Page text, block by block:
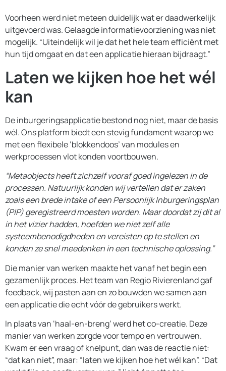
Voorheen werd niet meteen duidelijk wat er daadwerkelijk
uitgevoerd was. Gelaagde informatievoorziening was niet
mogelijk. “Uiteindelijk wil je dat het hele team efficiënt met
hun tijd omgaat en dat een applicatie hieraan bijdraagt.”
Laten we kijken hoe het wél
kan
De inburgeringsapplicatie bestond nog niet, maar de basis
wél. Ons platform biedt een stevig fundament waarop we
met een flexibele ‘blokkendoos’ van modules en
werkprocessen vlot konden voortbouwen.
“Metaobjects heeft zichzelf vooraf goed ingelezen in de
processen. Natuurlijk konden wij vertellen dat er zaken
zoals een brede intake of een Persoonlijk Inburgeringsplan
(PIP) geregistreerd moesten worden. Maar doordat zij dit al
in het vizier hadden, hoefden we niet zelf alle
systeembenodigdheden en vereisten op te stellen en
konden ze snel meedenken in een technische oplossing.”
Die manier van werken maakte het vanaf het begin een
gezamenlijk proces. Het team van Regio Rivierenland gaf
feedback, wij pasten aan en zo bouwden we samen aan
een applicatie die echt vóór de gebruikers werkt.
In plaats van ‘haal-en-breng’ werd het co-creatie. Deze
manier van werken zorgde voor tempo en vertrouwen.
Kwam er een vraag of knelpunt, dan was de reactie niet:
“dat kan niet”, maar: “laten we kijken hoe het wél kan”. “Dat